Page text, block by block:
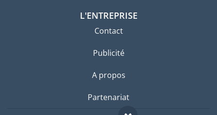
L'ENTREPRISE
Contact
Publicité
A propos
Partenariat